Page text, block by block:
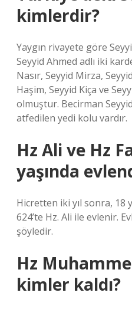
kimlerdir?
Yaygın rivayete göre
Seyyid Ahmed adlı iki
Nasır, Seyyid Mirza,
Haşim, Seyyid Kiça ve
olmuştur. Becirman
atfedilen yedi kolu vardır.
Hz Ali ve Hz
yaşında
Hicretten iki yıl sonra, 18
624’te Hz. Ali ile evlenir.
şöyledir.
Hz
kimler kaldı?